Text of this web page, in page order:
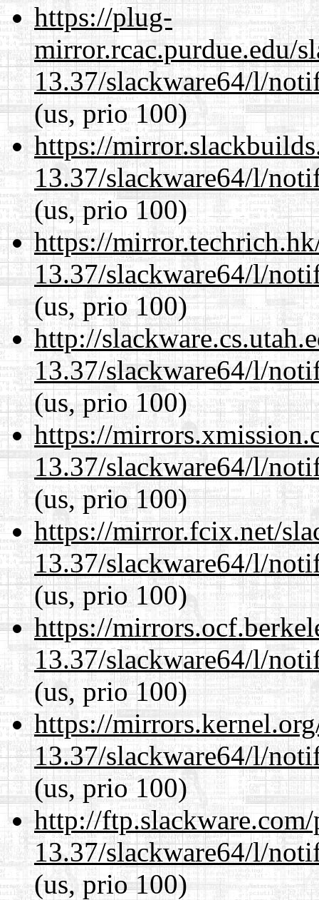
https://plug-
mirror.rcac.purdue.edu/
13.37/slackware64/l/
(us, prio 100)
https://
13.37/slackware64/l/
(us, prio 100)
https://
13.37/slackware64/l/
(us, prio 100)
http://
13.37/slackware64/l/
(us, prio 100)
https://
13.37/slackware64/l/
(us, prio 100)
https://mirror.fcix.net/
13.37/slackware64/l/
(us, prio 100)
https://
13.37/slackware64/l/
(us, prio 100)
https://
13.37/slackware64/l/
(us, prio 100)
http://
13.37/slackware64/l/
(us, prio 100)